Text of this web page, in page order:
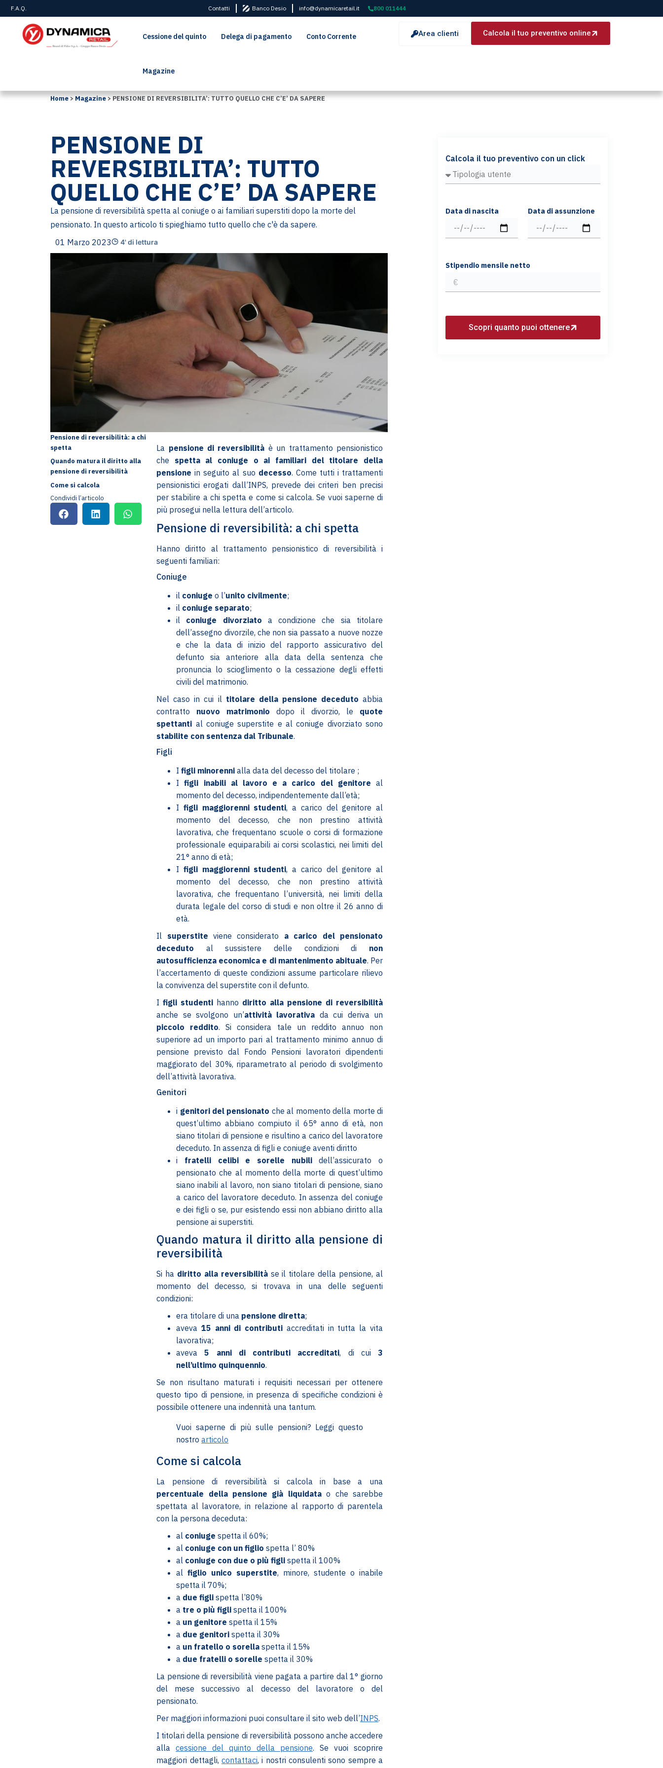
F.A.Q. Contatti Banco Desio info@dynamicaretail.it 800 011444
Cessione del quinto Delega di pagamento Conto Corrente
Magazine
Area clienti Calcola il tuo preventivo online
Home>Magazine>PENSIONE DI REVERSIBILITA’: TUTTO QUELLO CHE C’E’ DA SAPERE
PENSIONE DI
REVERSIBILITA’: TUTTO
QUELLO CHE C’E’ DA SAPERE
La pensione di reversibilità spetta al coniuge o ai familiari superstiti dopo la morte del
pensionato. In questo articolo ti spieghiamo tutto quello che c'è da sapere.
01 Marzo 2023
4' di lettura
Pensione di reversibilità: a chi
spetta
Quando matura il diritto alla
pensione di reversibilità
Come si calcola
Condividi l’articolo
La pensione di reversibilità è un trattamento pensionistico
che spetta al coniuge o ai familiari del titolare della
pensione in seguito al suo decesso. Come tutti i trattamenti
pensionistici erogati dall’INPS, prevede dei criteri ben precisi
per stabilire a chi spetta e come si calcola. Se vuoi saperne di
più prosegui nella lettura dell’articolo.
Pensione di reversibilità: a chi spetta
Hanno diritto al trattamento pensionistico di reversibilità i
seguenti familiari:
Coniuge
il coniuge o l’unito civilmente;
il coniuge separato;
il coniuge divorziato a condizione che sia titolare
dell’assegno divorzile, che non sia passato a nuove nozze
e che la data di inizio del rapporto assicurativo del
defunto sia anteriore alla data della sentenza che
pronuncia lo scioglimento o la cessazione degli effetti
civili del matrimonio.
Nel caso in cui il titolare della pensione deceduto abbia
contratto nuovo matrimonio dopo il divorzio, le quote
spettanti al coniuge superstite e al coniuge divorziato sono
stabilite con sentenza dal Tribunale.
Figli
Ifigli minorenni alla data del decesso del titolare ;
Ifigli inabili al lavoro e a carico del genitore al
momento del decesso, indipendentemente dall’età;
I figli maggiorenni studenti, a carico del genitore al
momento del decesso, che non prestino attività
lavorativa, che frequentano scuole o corsi di formazione
professionale equiparabili ai corsi scolastici, nei limiti del
21° anno di età;
I figli maggiorenni studenti, a carico del genitore al
momento del decesso, che non prestino attività
lavorativa, che frequentano l’università, nei limiti della
durata legale del corso di studi e non oltre il 26 anno di
età.
Il superstite viene considerato a carico del pensionato
deceduto al sussistere delle condizioni di non
autosufficienza economica e di mantenimento abituale. Per
l’accertamento di queste condizioni assume particolare rilievo
la convivenza del superstite con il defunto.
Ifigli studenti hanno diritto alla pensione di reversibilità
anche se svolgono un’attività lavorativa da cui deriva un
piccolo reddito. Si considera tale un reddito annuo non
superiore ad un importo pari al trattamento minimo annuo di
pensione previsto dal Fondo Pensioni lavoratori dipendenti
maggiorato del 30%, riparametrato al periodo di svolgimento
dell’attività lavorativa.
Genitori
i genitori del pensionato che al momento della morte di
quest’ultimo abbiano compiuto il 65° anno di età, non
siano titolari di pensione e risultino a carico del lavoratore
deceduto. In assenza di figli e coniuge aventi diritto
i fratelli celibi e sorelle nubilidell’assicurato o
pensionato che al momento della morte di quest’ultimo
siano inabili al lavoro, non siano titolari di pensione, siano
a carico del lavoratore deceduto. In assenza del coniuge
e dei figli o se, pur esistendo essi non abbiano diritto alla
pensione ai superstiti.
Quando matura il diritto alla pensione di
reversibilità
Si ha diritto alla reversibilitàse il titolare della pensione, al
momento del decesso, si trovava in una delle seguenti
condizioni:
era titolare di una pensione diretta;
aveva 15 anni di contributi accreditati in tutta la vita
lavorativa;
aveva5 anni di contributi accreditati, di cui3
nell’ultimo quinquennio.
Se non risultano maturati i requisiti necessari per ottenere
questo tipo di pensione, in presenza di specifiche condizioni è
possibile ottenere una indennità una tantum.
Vuoi saperne di più sulle pensioni? Leggi questo
nostroarticolo
Come si calcola
La pensione di reversibilità si calcola in base a una
percentuale della pensione già liquidatao che sarebbe
spettata al lavoratore, in relazione al rapporto di parentela
con la persona deceduta:
al coniuge spetta il 60%;
al coniuge con un figlio spetta l’ 80%
al coniuge con due o più figli spetta il 100%
alfiglio unico superstite, minore, studente o inabile
spetta il 70%;
a due figli spetta l’80%
a tre o più figli spetta il 100%
a un genitore spetta il 15%
a due genitori spetta il 30%
a un fratello o sorella spetta il 15%
a due fratelli o sorelle spetta il 30%
La pensione di reversibilità viene pagata a partire dal 1° giorno
del mese successivo al decesso del lavoratore o del
pensionato.
Per maggiori informazioni puoi consultare il sito web dell’INPS.
I titolari della pensione di reversibilità possono anche accedere
allacessione del quinto della pensione. Se vuoi scoprire
maggiori dettagli, contattaci, i nostri consulenti sono sempre a
Calcola il tuo preventivo con un click
Data di nascita Data di assunzione
Stipendio mensile netto
Scopri quanto puoi ottenere